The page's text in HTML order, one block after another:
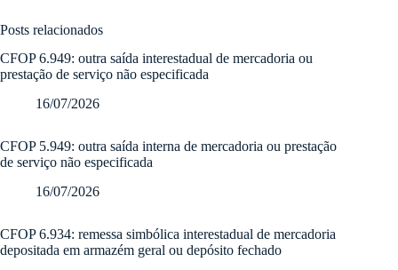
Posts relacionados
CFOP 6.949: outra saída interestadual de mercadoria ou
prestação de serviço não especificada
16/07/2026
CFOP 5.949: outra saída interna de mercadoria ou prestação
de serviço não especificada
16/07/2026
CFOP 6.934: remessa simbólica interestadual de mercadoria
depositada em armazém geral ou depósito fechado